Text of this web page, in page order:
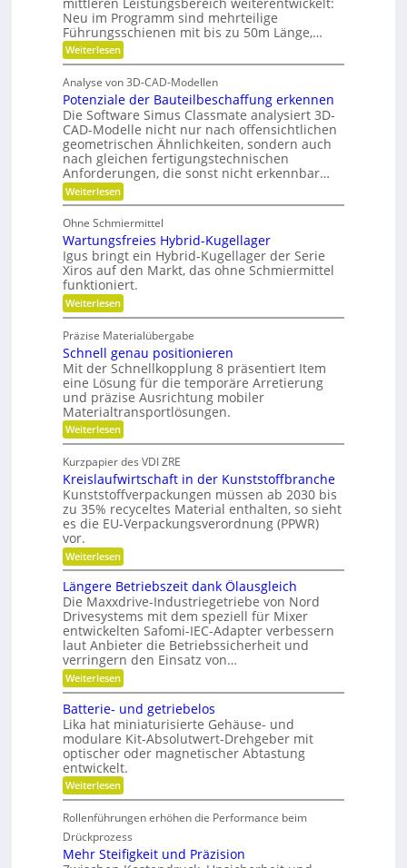
d
P
l
a
t
z
u
n
d
y
d
r
a
u
l
i
i
m
V
e
r
g
l
e
i
c
h
t
u
r
e
n
t
e
c
h
n
i
k
s
t
o
f
f
a
b
f
ä
l
l
e
v
e
r
m
e
i
d
e
n
Neu im Programm sind mehrteilige
Führungsschienen mit bis zu 50m Länge,…
Weiterlesen:
F
r
m
e
h
r
F
l
e
x
i
i
l
i
t
ä
t
Analyse von 3D-CAD-Modellen
Potenziale der Bauteilbeschaffung erkennen
Die Software Simus Classmate analysiert 3D-
CAD-Modelle nicht nur nach offensichtlichen
geometrischen Ähnlichkeiten, sondern auch
nach gleichen fertigungstechnischen
Anforderungen, die sonst nicht erkennbar…
Weiterlesen:
P
t
e
n
z
i
a
l
e
e
r
B
a
u
t
e
i
l
b
e
s
c
h
a
f
u
n
g
e
r
k
e
n
n
e
n
Ohne Schmiermittel
Wartungsfreies Hybrid-Kugellager
Igus bringt ein Hybrid-Kugellager der Serie
Xiros auf den Markt, das ohne Schmiermittel
funktioniert.
Weiterlesen:
W
r
t
u
n
g
s
f
r
e
e
s
H
y
b
d
-
K
u
g
e
l
l
a
g
e
r
Präzise Materialübergabe
Schnell genau positionieren
Mit der Schnellkopplung 8 präsentiert Item
eine Lösung für die temporäre Arretierung
und präzise Ausrichtung mobiler
Materialtransportlösungen.
Weiterlesen:
S
h
n
e
l
l
g
n
a
u
p
o
s
i
t
i
o
n
i
e
r
e
n
Kurzpapier des VDI ZRE
Kreislaufwirtschaft in der Kunststoffbranche
Kunststoffverpackungen müssen ab 2030 bis
zu 35% recyceltes Material enthalten, so sieht
es die EU-Verpackungsverordnung (PPWR)
vor.
Weiterlesen:
K
r
e
i
s
l
a
u
f
w
i
r
t
s
c
h
a
f
t
n
d
e
r
Längere Betriebszeit dank Ölausgleich
Die Maxxdrive-Industriegetriebe von Nord
Drivesystems mit dem speziell für Mixer
entwickelten Safomi-IEC-Adapter verbessern
laut Anbieter die Betriebssicherheit und
verringern den Einsatz von…
Weiterlesen:
L
n
g
e
r
e
B
e
t
r
e
b
Batterie- und getriebelos
Lika hat miniaturisierte Gehäuse- und
modulare Kit-Absolutwert-Drehgeber mit
optischer oder magnetischer Abtastung
entwickelt.
Weiterlesen:
B
t
t
e
r
Rollenführungen erhöhen die Performance beim
Drückprozess
Mehr Steifigkeit und Präzision